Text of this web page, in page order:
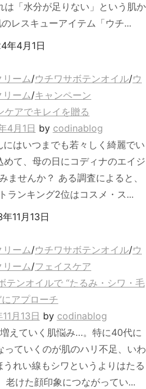
は「水分が足りない」という肌か
レスキューアイテム「ウチ...
年4月1日
リーム/ウチワサボテンオイル/ウ
リーム/キャンペーン
ケアでキレイを贈る
4月1日 by codinablog
はいつまでも若々しく綺麗でい
て、母の日にコディナのエイジ
ませんか？ ある調査によると、
ランキング2位はコスメ・ス...
11月13日
リーム/ウチワサボテンオイル/ウ
リーム/フェイスケア
テンオイルで “たるみ・シワ・毛
にアプローチ
月13日 by codinablog
えていく肌悩み…。特に40代に
っていくのが肌のハリ不足、いわ
うれい線もシワというよりはたる
老けた顔印象につながってい...